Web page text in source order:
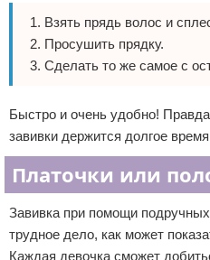
Взять прядь волос и
Просушить прядку.
Сделать то же самое с
Быстро и очень удобно!
завивки держится долгое
Платочки или
Завивка при помощи
трудное дело, как может
Каждая девочка сможет